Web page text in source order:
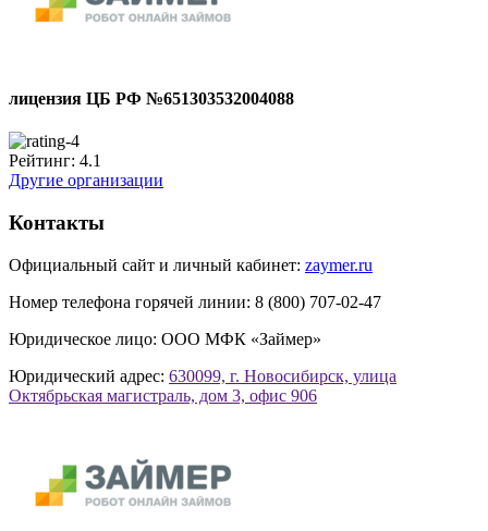
лицензия ЦБ РФ №651303532004088
Рейтинг: 4.1
Другие организации
Контакты
Официальный сайт и личный кабинет: zaymer.ru
Номер телефона горячей линии: 8 (800) 707-02-47
Юридическое лицо: ООО МФК «Займер»
Юридический адрес: 630099, г. Новосибирск, улица
Октябрьская магистраль, дом 3, офис 906